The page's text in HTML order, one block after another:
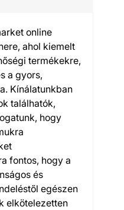
online
ahol kiemelt
termékekre,
a gyors,
Kínálatunkban
találhatók,
hogy
fontos, hogy a
és
egészen
elkötelezetten